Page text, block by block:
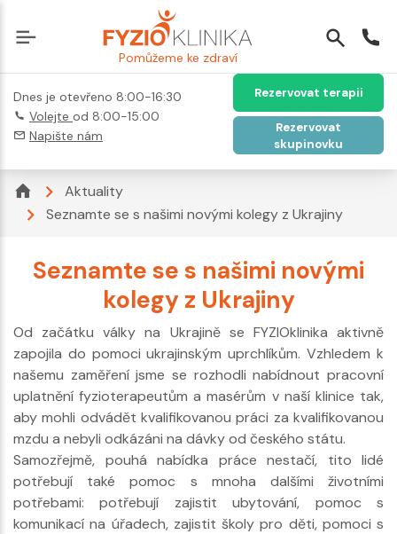
Pomůžeme ke zdraví
Dnes je otevřeno 8:00-16:30
Volejte od 8:00-15:00
Napište nám
Rezervovat terapii
Rezervovat
skupinovku
Aktuality
Seznamte se s našimi novými kolegy z Ukrajiny
Seznamte se s našimi novými
kolegy z Ukrajiny
Od začátku války na Ukrajině se FYZIOklinika aktivně
zapojila do pomoci ukrajinským uprchlíkům. Vzhledem k
našemu zaměření jsme se rozhodli nabídnout pracovní
uplatnění fyzioterapeutům a masérům v naší klinice tak,
aby mohli odvádět kvalifikovanou práci za kvalifikovanou
mzdu a nebyli odkázáni na dávky od českého státu.
Samozřejmě, pouhá nabídka práce nestačí, tito lidé
potřebují také pomoc s mnoha dalšími životními
potřebami: potřebují zajistit ubytování, pomoc s
komunikací na úřadech, zajistit školy pro děti, pomoci s